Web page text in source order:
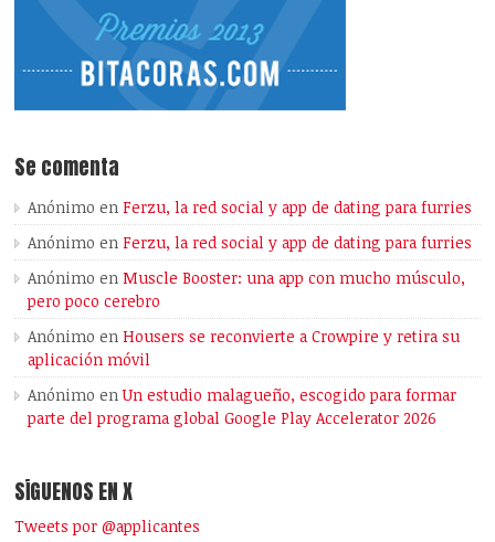
Se comenta
Anónimo enFerzu, la red social y app de dating para furries
Anónimo enFerzu, la red social y app de dating para furries
Anónimo enMuscle Booster: una app con mucho músculo,
pero poco cerebro
Anónimo enHousers se reconvierte a Crowpire y retira su
aplicación móvil
Anónimo enUn estudio malagueño, escogido para formar
parte del programa global Google Play Accelerator 2026
SÍGUENOS EN X
Tweets por @applicantes